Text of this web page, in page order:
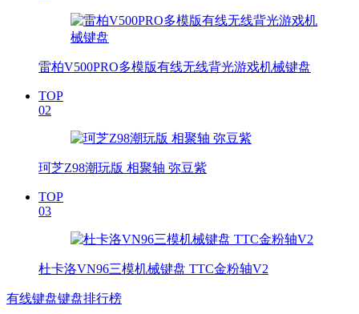
雷柏V500PRO多模版有线无线背光游戏机械键盘
TOP
02
珂芝Z98潮玩版 相聚轴 弥豆紫
TOP
03
杜卡洛VN96三模机械键盘 TTC金粉轴V2
有线键盘键盘排行榜